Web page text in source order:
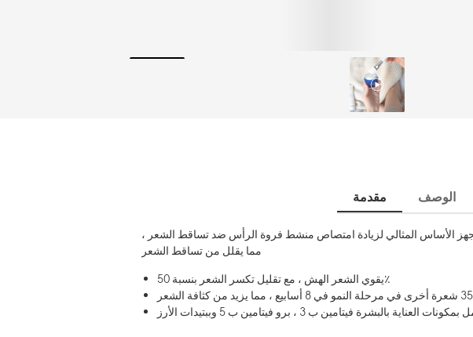
مقدمة الوصف
الأساس المثالي لزيادة امتصاص منشط فروة الرأس ضد تساقط الشعر ،
مما يقلل من تساقط الشعر
يقوي الشعر الهش ، مع تقليل تكسر الشعر بنسبة 50٪
العناية بالبشرة فيتامين ب 3 ، برو فيتامين ب 5 وببتيدات الأرز